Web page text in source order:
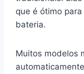
que é ótimo
bateria.
Muitos modelos